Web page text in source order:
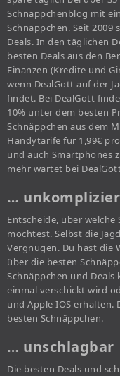
Schnäppchenblog mit
Schnäppchen. Seit 2009
Deals. In den täglichen
besten Deals aus den
Finanzen (Kredite und
wenn DealGott auf der
findet. Bei DealGott
10% unter dem besten
Schnäppchen aus dem
Handytarife für 1,99€
und auch Smartphones
mehr wartet bei
…
Entscheide, über
möchtest. Selbst die
Vergnügen. Du hast die
über die besten
Schnäppchen und
einmal verschickt wird
und Apple IOS
besten Schnäppchen.
… unschlagbar
Die besten Deals und